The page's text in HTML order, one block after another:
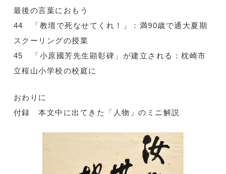
最後の言葉におもう
44 「教壇で死なせてくれ！」：満90歳で通大夏期
スクーリングの授業
45 「小原國芳先生顕彰碑」が建立される：枕崎市
立桜山小学校の校庭に
おわりに
付録 本文中に出てきた「人物」のミニ解説